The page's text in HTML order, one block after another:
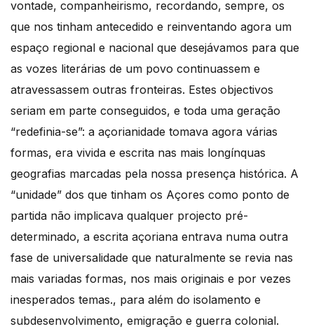
vontade, companheirismo, recordando, sempre, os
que nos tinham antecedido e reinventando agora um
espaço regional e nacional que desejávamos para que
as vozes literárias de um povo continuassem e
atravessassem outras fronteiras. Estes objectivos
seriam em parte conseguidos, e toda uma geração
“redefinia-se”: a açorianidade tomava agora várias
formas, era vivida e escrita nas mais longínquas
geografias marcadas pela nossa presença histórica. A
“unidade” dos que tinham os Açores como ponto de
partida não implicava qualquer projecto pré-
determinado, a escrita açoriana entrava numa outra
fase de universalidade que naturalmente se revia nas
mais variadas formas, nos mais originais e por vezes
inesperados temas., para além do isolamento e
subdesenvolvimento, emigração e guerra colonial.